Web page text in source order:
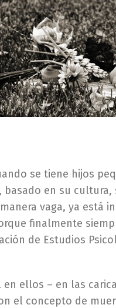
se tiene hijos
en su
vaga, ya está
finalmente
de Estudios
ellos – en las
el concepto de